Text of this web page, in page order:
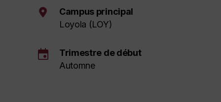
Campus principal
Loyola (LOY)
event
Trimestre de début
Automne